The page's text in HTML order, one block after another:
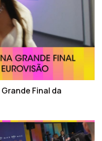
Final da